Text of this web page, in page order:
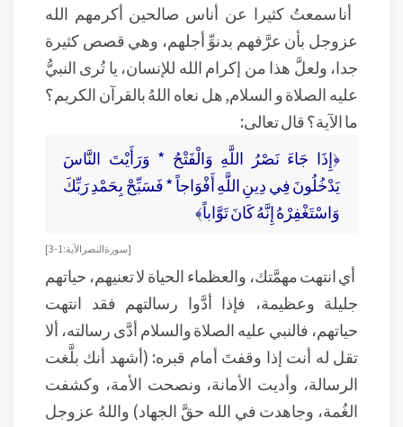
أنا سمعتُ كثيرا عن أناس صالحين أكرمهم الله
عزوجل بأن عرَّفهم بدنوِّ أجلهم، وهي قصص كثيرة
جدا، ولعلَّ هذا من إكرام الله للإنسان، يا تُرى النبيُّ
عليه الصلاة و السلام, هل نعاه اللهُ بالقرآن الكريم؟
ما الآية؟ قال تعالى:
﴿إِذَا جَاءَ نَصْرُ اللَّهِ وَالْفَتْحُ * وَرَأَيْتَ النَّاسَ
يَدْخُلُونَ فِي دِينِ اللَّهِ أَفْوَاجاً * فَسَبِّحْ بِحَمْدِ رَبِّكَ
وَاسْتَغْفِرْهُ إِنَّهُ كَانَ تَوَّاباً﴾
[سورة النصر الآية: 1-3]
أي انتهت مهمَّتك، والعظماء الحياة لا تعنيهم، حياتهم
جليلة وعظيمة، فإذا أدَّوا رسالتهم فقد انتهت
حياتهم، فالنبي عليه الصلاة والسلام أدَّى رسالته، ألا
تقل له أنت إذا وقفتَ أمام قبره: (أشهد أنك بلَّغت
الرسالة، وأديت الأمانة، ونصحت الأمة، وكشفت
الغُمة، وجاهدت في الله حقَّ الجهاد) واللهُ عزوجل